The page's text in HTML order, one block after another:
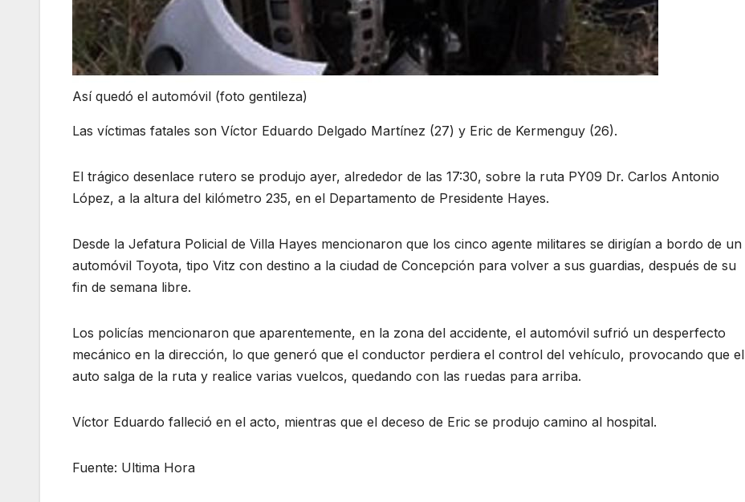
Así quedó el automóvil (foto gentileza)
Las víctimas fatales son Víctor Eduardo Delgado Martínez (27) y Eric de Kermenguy (26).
El trágico desenlace rutero se produjo ayer, alrededor de las 17:30, sobre la ruta PY09 Dr. Carlos Antonio
López, a la altura del kilómetro 235, en el Departamento de Presidente Hayes.
Desde la Jefatura Policial de Villa Hayes mencionaron que los cinco agente militares se dirigían a bordo de un
automóvil Toyota, tipo Vitz con destino a la ciudad de Concepción para volver a sus guardias, después de su
fin de semana libre.
Los policías mencionaron que aparentemente, en la zona del accidente, el automóvil sufrió un desperfecto
mecánico en la dirección, lo que generó que el conductor perdiera el control del vehículo, provocando que el
auto salga de la ruta y realice varias vuelcos, quedando con las ruedas para arriba.
Víctor Eduardo falleció en el acto, mientras que el deceso de Eric se produjo camino al hospital.
Fuente: Ultima Hora